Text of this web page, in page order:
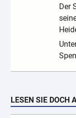
Der
LESEN SIE DOCH